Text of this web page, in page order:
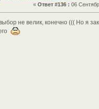
« Ответ #136 : 06
не велик, конечно ((( Но я